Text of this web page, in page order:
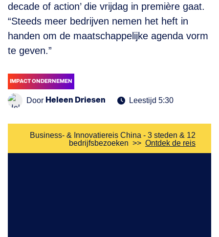
decade of action’ die vrijdag in première gaat.
“Steeds meer bedrijven nemen het heft in
handen om de maatschappelijke agenda vorm
te geven.”
IMPACT ONDERNEMEN
Door Heleen Driesen Leestijd 5:30
Business- & Innovatiereis China - 3 steden & 12
bedrijfsbezoeken >> Ontdek de reis